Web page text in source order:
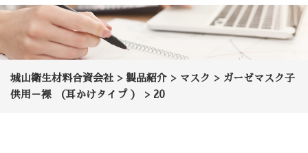
城山衛生材料合資会社 > 製品紹介 > マスク > ガーゼマスク子
供用－裸 （耳かけタイプ ）
> 20